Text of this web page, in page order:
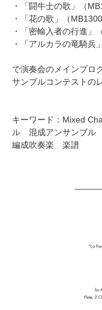
・
「闘牛士の歌」（
・
「花の歌」（MB1300
・
「密輸入者の行進」
・
「アルカラの竜騎兵
で演奏会のメインプロ
サンブルコンテストの
キーワード：Mixed
ル 混成アンサンブ
編成吹奏楽 楽譜